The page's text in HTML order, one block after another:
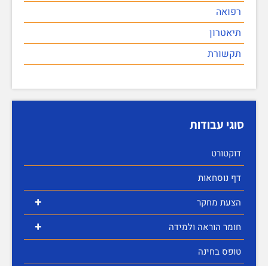
רפואה
תיאטרון
תקשורת
סוגי עבודות
דוקטורט
דף נוסחאות
+ הצעת מחקר
+
חומר הוראה ולמידה
טופס בחינה